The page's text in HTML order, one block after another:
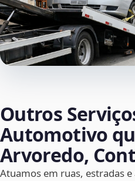
Outros
Automotivo
Arvoredo,
Atuamos em ruas, estradas